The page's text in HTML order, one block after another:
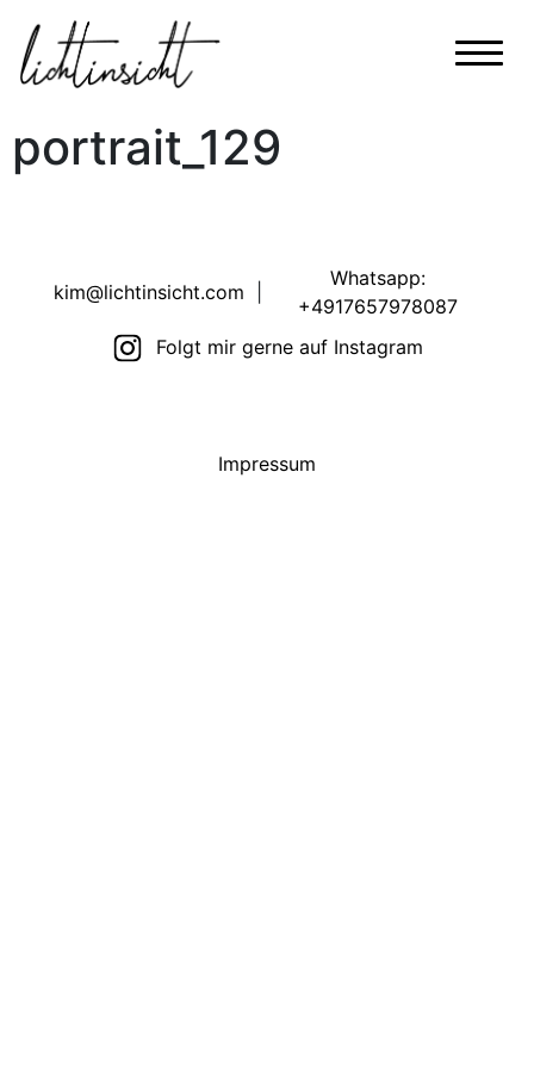
portrait_129
kim@lichtinsicht.com
Whatsapp:
+4917657978087
Folgt mir gerne auf Instagram
Impressum